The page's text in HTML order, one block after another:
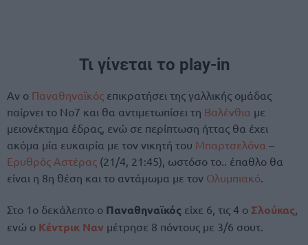
Τι γίνεται το play-in
Αν ο Παναθηναϊκός επικρατήσει της γαλλικής ομάδας
παίρνει το Νο7 και θα αντιμετωπίσει τη Βαλένθια με
μειονέκτημα έδρας, ενώ σε περίπτωση ήττας θα έχει
ακόμα μία ευκαιρία με τον νικητή του Μπαρτσελόνα –
Ερυθρός Αστέρας (21/4, 21:45), ωστόσο το.. έπαθλο θα
είναι η 8η θέση και το αντάμωμα με τον Ολυμπιακό
Στο 1ο δεκάλεπτο ο Παναθηναϊκός είχε 6, τις 4 ο Σλούκας
ενώ ο Κέντρικ Ναν μέτρησε 8 πόντους με 3/6 σουτ.